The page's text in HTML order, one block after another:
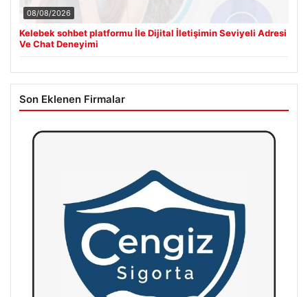
08/08/2026
Kelebek sohbet platformu İle Dijital İletişimin Seviyeli Adresi
Ve Chat Deneyimi
Son Eklenen Firmalar